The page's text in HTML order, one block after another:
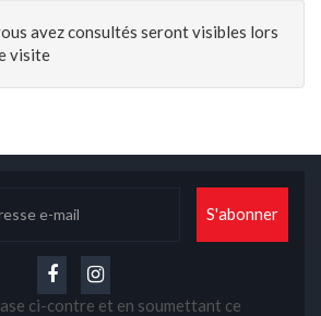
avez consultés seront visibles lors
visite
ci-contre et en soumettant ce